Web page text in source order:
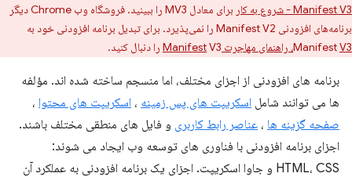
Manifest V3 - شروع به کار
برای معادل MV3 را ببینید. فروشگاه وب Chrome دیگر
برنامه‌های افزودنی Manifest V2 را نمی‌پذیرد. برای تبدیل برنامه افزودنی خود به
ManifestV3، راهنمای مهاجرت Manifest V3 را دنبال کنید.
برنامه های افزودنی از اجزای مختلف، اما منسجم ساخته شده اند. مؤلفه
ها می توانند شامل اسکریپت های پس زمینه ، اسکریپت های محتوا ،
صفحه گزینه ها ، عناصر رابط کاربری و فایل های منطقی مختلف باشند.
اجزای برنامه افزودنی با فناوری های توسعه وب ایجاد می شوند:
HTML، CSS و جاوا اسکریپت. اجزای یک برنامه افزودنی به عملکرد آن